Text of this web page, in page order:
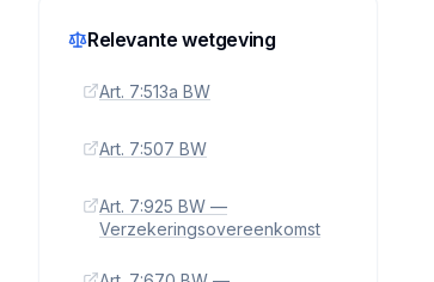
Relevante wetgeving
Art. 7:513a BW
Art. 7:507 BW
Art. 7:925 BW —
Verzekeringsovereenkomst